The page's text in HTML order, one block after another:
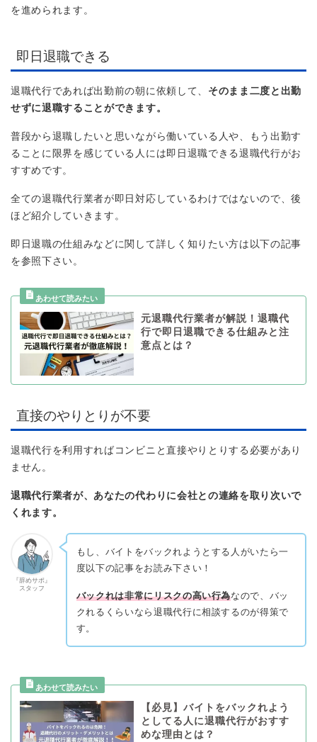
を進められます。
即日退職できる
退職代行であれば出勤前の朝に依頼して、 そのまま二度と出勤
せずに退職することができます。
普段から退職したいと思いながら働いている人や、もう出勤す
ることに限界を感じている人には即日退職できる退職代行がお
すすめです。
全ての退職代行業者が即日対応しているわけではないので、後
ほど紹介していきます。
即日退職の仕組みなどに関して詳しく知りたい方は以下の記事
を参照下さい。
元退職代行業者が解説！退職代
行で即日退職できる仕組みと注
意点とは？
直接のやりとりが不要
退職代行を利用すればコンビニと直接やりとりする必要があり
ません。
退職代行業者が、あなたの代わりに会社との連絡を取り次いで
くれます。
『辞めサポ』
スタッフ
もし、バイトをバックれようとする人がいたら一
度以下の記事をお読み下さい！
バックれは非常にリスクの高い行為なので、バッ
クれるくらいなら退職代行に相談するのが得策で
す。
【必見】バイトをバックれよう
としてる人に退職代行がおすす
めな理由とは？